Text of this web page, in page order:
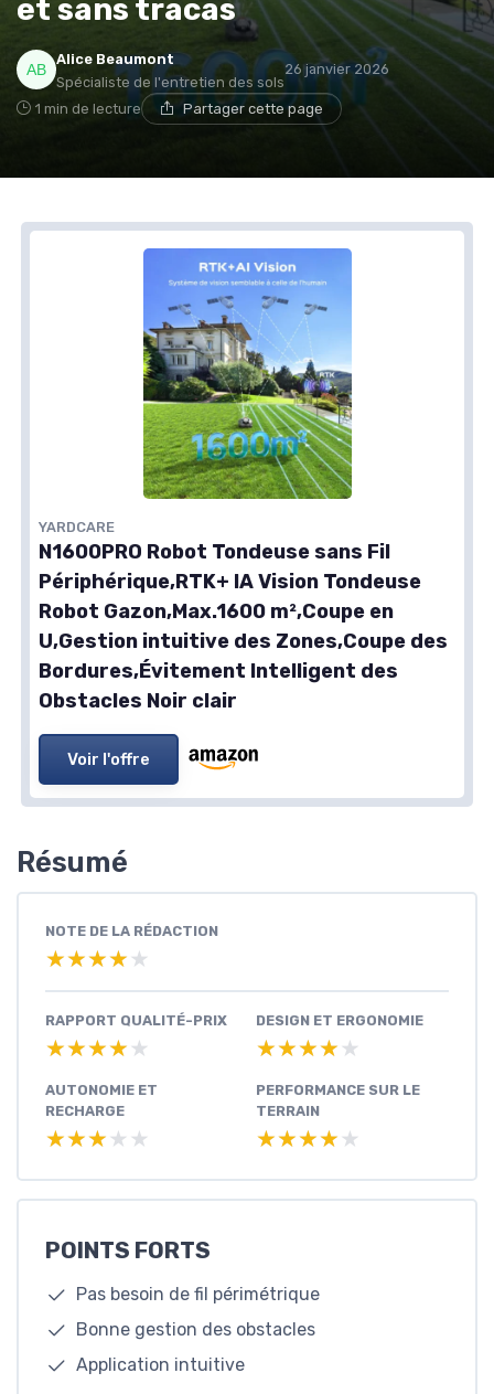
et sans tracas
Alice Beaumont
Spécialiste de l'entretien des sols
26 janvier 2026
1 min de lecture Partager cette page
YARDCARE
N1600PRO Robot Tondeuse sans Fil
Périphérique,RTK+ IA Vision Tondeuse
Robot Gazon,Max.1600 m²,Coupe en
U,Gestion intuitive des Zones,Coupe des
Bordures,Évitement Intelligent des
Obstacles Noir clair
Voir l'offre
Résumé
NOTE DE LA RÉDACTION
★★★★★
★★★★★
RAPPORT QUALITÉ-PRIX
★★★★★
★★★★★
DESIGN ET ERGONOMIE
★★★★★
★★★★★
AUTONOMIE ET
RECHARGE
★★★★★
★★★★★
PERFORMANCE SUR LE
TERRAIN
★★★★★
★★★★★
POINTS FORTS
Pas besoin de fil périmétrique
Bonne gestion des obstacles
Application intuitive
* En m'inscrivant, j'accepte de recevoir la newsletter
d'Appareils Ménagers et les offres de ses partenaires.
Non merci, peut-être plus tard